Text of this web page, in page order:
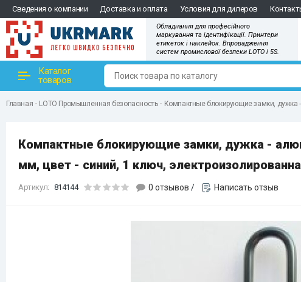
Сведения о компании Доставка и оплата Условия для дилеров
Обладнання для професійного
маркування та ідентифікації. Принтери
етикеток і наклейок. Впровадження
систем промислової безпеки LOTO і 5S.
Каталог
товаров
Главная LOTO Промышленная безопасность Компактные блокирующие замки, дужка
Компактные блокирующие замки, дужка -
мм, цвет - синий, 1 ключ,
Артикул: 814144 0 отзывов / Написать отзыв